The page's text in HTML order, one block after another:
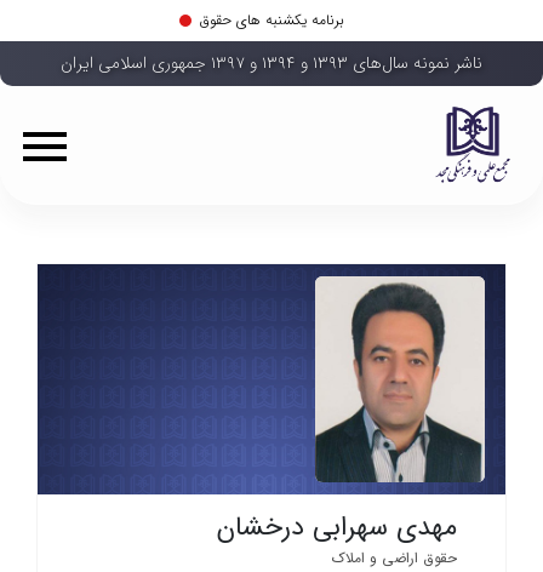
برنامه یکشنبه های حقوق
ناشر نمونه سال‌های ۱۳۹۳ و ۱۳۹۴ و ۱۳۹۷ جمهوری اسلامی ایران
مهدی سهرابی درخشان
حقوق اراضی و املاک